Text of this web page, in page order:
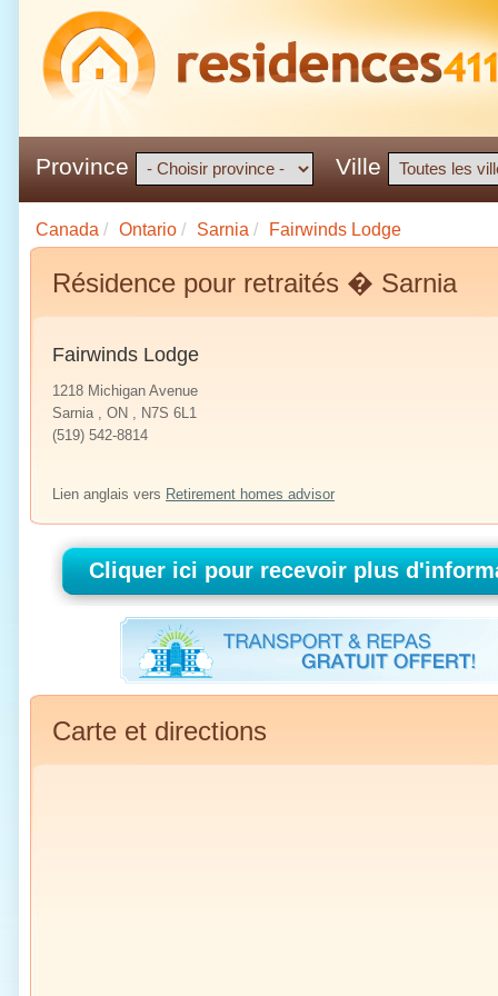
Province Ville
Canada / Ontario / Sarnia / Fairwinds Lodge
Résidence pour retraités � Sarnia
Fairwinds Lodge
1218 Michigan Avenue
Sarnia , ON , N7S 6L1
(519) 542-8814
Lien anglais vers Retirement homes advisor
Carte et directions